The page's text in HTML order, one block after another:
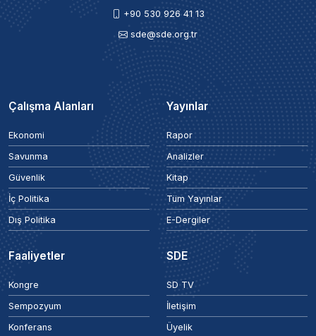
+90 530 926 41 13
sde@sde.org.tr
Çalışma Alanları
Ekonomi
Savunma
Güvenlik
İç Politika
Dış Politika
Yayınlar
Rapor
Analizler
Kitap
Tüm Yayınlar
E-Dergiler
Faaliyetler
Kongre
Sempozyum
Konferans
SDE
SD TV
İletişim
Üyelik